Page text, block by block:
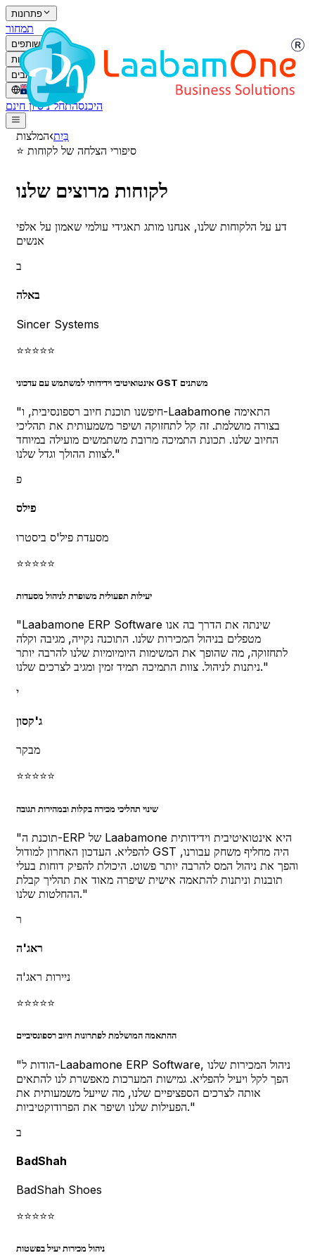
פתרונות
תמחור
שותפים
לקוחות
משאבים
AU/
היכנסהתחל ניסיון חינם
בַּיִת›המלצות
⭐ סיפורי הצלחה של לקוחות
לקוחות מרוצים שלנו
דע על הלקוחות שלנו, אנחנו מותג תאגידי עולמי שאמון על אלפי
אנשים
ב
באלה
Sincer Systems
⭐⭐⭐⭐⭐
אינטואיטיבי וידידותי למשתמש עם עדכוני GST משתנים
"חיפשנו תוכנת חיוב רספונסיבית, ו-Laabamone התאימה
בצורה מושלמת. זה קל לתחזוקה ושיפר משמעותית את תהליכי
החיוב שלנו. תכונת התמיכה מרובת משתמשים מועילה במיוחד
לצוות ההולך וגדל שלנו."
פ
פילס
מסעדת פיל'ס ביסטרו
⭐⭐⭐⭐⭐
יעילות תפעולית משופרת לניהול מסעדות
"Laabamone ERP Software שינתה את הדרך בה אנו
מטפלים בניהול המכירות שלנו. התוכנה נקייה, מגיבה וקלה
לתחזוקה, מה שהופך את המשימות היומיומיות שלנו להרבה יותר
ניתנות לניהול. צוות התמיכה תמיד זמין ומגיב לצרכים שלנו."
י
ג'קסון
מבקר
⭐⭐⭐⭐⭐
שינוי תהליכי מכירה בקלות ובמהירות תגובה
"תוכנת ה-ERP של Laabamone היא אינטואיטיבית וידידותית
להפליא. העדכון האחרון למודול GST היה מחליף משחק עבורנו,
והפך את ניהול המס להרבה יותר פשוט. היכולת להפיק דוחות בעלי
תובנות וניתנות להתאמה אישית שיפרה מאוד את תהליך קבלת
ההחלטות שלנו."
ר
ראג'ה
ניירות ראג'ה
⭐⭐⭐⭐⭐
ההתאמה המושלמת לפתרונות חיוב רספונסיביים
"הודות ל-Laabamone ERP Software, ניהול המכירות שלנו
הפך לקל ויעיל להפליא. גמישות המערכות מאפשרת לנו להתאים
אותה לצרכים הספציפיים שלנו, מה שייעל משמעותית את
הפעילות שלנו ושיפר את הפרודוקטיביות."
ב
BadShah
BadShah Shoes
⭐⭐⭐⭐⭐
ניהול מכירות יעיל בפשטות